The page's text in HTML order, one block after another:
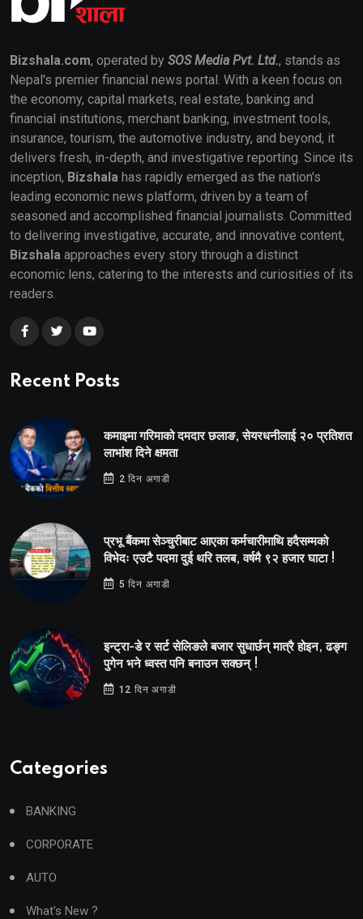
Bizshala.com, operated by SOS Media Pvt. Ltd., stands as
Nepal's premier financial news portal. With a keen focus on
the economy, capital markets, real estate, banking and
financial institutions, merchant banking, investment tools,
insurance, tourism, the automotive industry, and beyond, it
delivers fresh, in-depth, and investigative reporting. Since its
inception, Bizshala has rapidly emerged as the nation's
leading economic news platform, driven by a team of
seasoned and accomplished financial journalists. Committed
to delivering investigative, accurate, and innovative content,
Bizshala approaches every story through a distinct
economic lens, catering to the interests and curiosities of its
readers.
Recent Posts
कमाइमा गरिमाको दमदार छलाङ, सेयरधनीलाई २० प्रतिशत
लाभांश दिने क्षमता
2 दिन अगाडी
प्रभू बैंकमा सेञ्चुरीबाट आएका कर्मचारीमाथि हदैसम्मको
विभेदः एउटै पदमा दुई थरि तलब, वर्षमै ९२ हजार घाटा !
5 दिन अगाडी
इन्ट्रा-डे र सर्ट सेलिङले बजार सुधार्छन् मात्रै होइन, ढङ्ग
पुगेन भने ध्वस्त पनि बनाउन सक्छन् !
12 दिन अगाडी
Categories
BANKING
CORPORATE
AUTO
What's New ?